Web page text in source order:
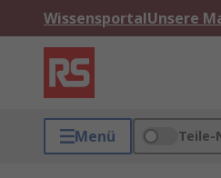
WissensportalUnsere
Menü Teile-